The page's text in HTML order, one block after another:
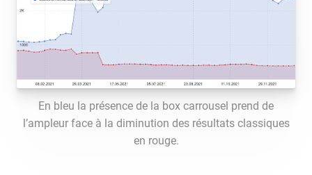
En bleu la présence de la box carrousel prend de
l’ampleur face à la diminution des résultats classiques
en rouge.